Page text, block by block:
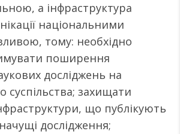
а інфраструктура
національними
тому: необхідно
поширення
досліджень на
суспільства; захищати
що публікують
дослідження;